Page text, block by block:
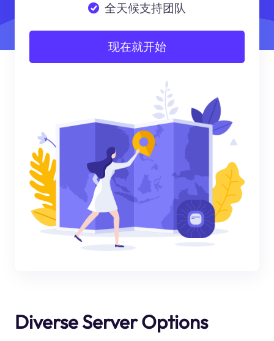
全天候支持团队
现在就开始
Diverse Server Options